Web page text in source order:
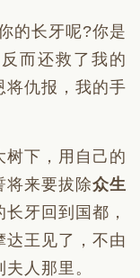
的长牙呢?你是
而还救了我的
将仇报，我的手
树下，用自己的
将来要拔除众生
牙回到国都，
达王见了，不由
人那里。